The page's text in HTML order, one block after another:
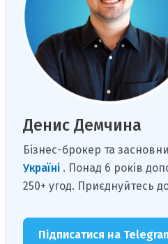
Денис Демчина
Бізнес-брокер та
Україні . Понад 6 років
250+ угод. Приєднуйтесь
Підписатися на